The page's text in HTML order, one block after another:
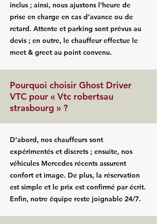
inclus ; ainsi, nous ajustons l’heure de
prise en charge en cas d’avance ou de
retard. Attente et parking sont prévus au
devis ; en outre, le chauffeur effectue le
meet & greet au point convenu.
Pourquoi choisir Ghost Driver
VTC pour « Vtc robertsau
strasbourg » ?
D’abord, nos chauffeurs sont
expérimentés et discrets ; ensuite, nos
véhicules Mercedes récents assurent
confort et image. De plus, la réservation
est simple et le prix est confirmé par écrit.
Enfin, notre équipe reste joignable 24/7.